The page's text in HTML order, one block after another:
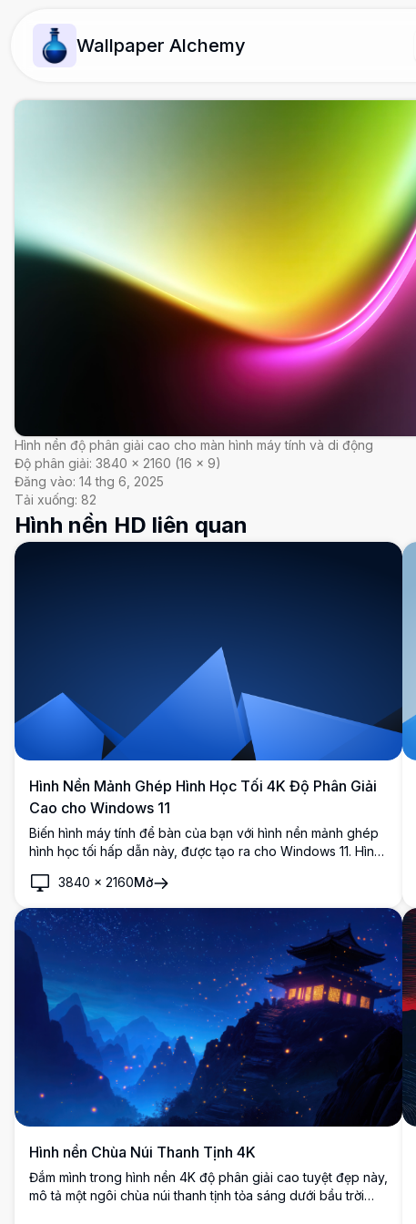
Wallpaper Alchemy
Hình nền độ phân giải cao cho màn hình máy tính và di động
Độ phân giải: 3840 × 2160 (16 × 9)
Đăng vào: 14 thg 6, 2025
Tải xuống: 82
Hình nền HD liên quan
Hình Nền Mảnh Ghép Hình Học Tối 4K Độ Phân Giải
Cao cho Windows 11
Biến hình máy tính để bàn của bạn với hình nền mảnh ghép
hình học tối hấp dẫn này, được tạo ra cho Windows 11. Hình
nổi bật trên nền chuyển sắc xanh đậm. Hình nền 4K này
thêm một touch thanh lịch và đương đại vào màn hình của
bạn, hoàn hảo cho những chuyên gia và người yêu thích
thiết kế đánh giá cao thẩm mỹ tối giản tinh tế.
3840 × 2160Mở
Hình nền Chùa Núi Thanh Tịnh 4K
Đắm mình trong hình nền 4K độ phân giải cao tuyệt đẹp này,
mô tả một ngôi chùa núi thanh tịnh tỏa sáng dưới bầu trời